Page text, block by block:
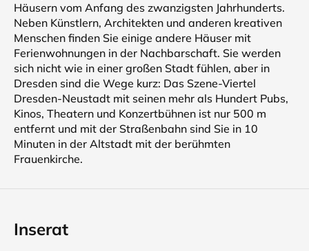
Häusern vom Anfang des zwanzigsten Jahrhunderts.
Neben Künstlern, Architekten und anderen kreativen
Menschen finden Sie einige andere Häuser mit
Ferienwohnungen in der Nachbarschaft. Sie werden
sich nicht wie in einer großen Stadt fühlen, aber in
Dresden sind die Wege kurz: Das Szene-Viertel
Dresden-Neustadt mit seinen mehr als Hundert Pubs,
Kinos, Theatern und Konzertbühnen ist nur 500 m
entfernt und mit der Straßenbahn sind Sie in 10
Minuten in der Altstadt mit der berühmten
Frauenkirche.
Inserat